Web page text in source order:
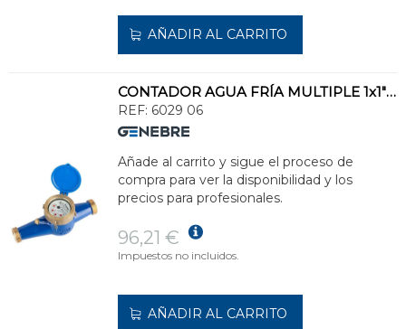
AÑADIR AL CARRITO
CONTADOR AGUA FRÍA MULTIPLE 1x1" DN20
REF: 6029 06
Añade al carrito y sigue el proceso de
compra para ver la disponibilidad y los
precios para profesionales.
96,21 €
Impuestos no incluidos.
AÑADIR AL CARRITO